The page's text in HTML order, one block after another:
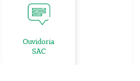
Ouvidoria
SAC